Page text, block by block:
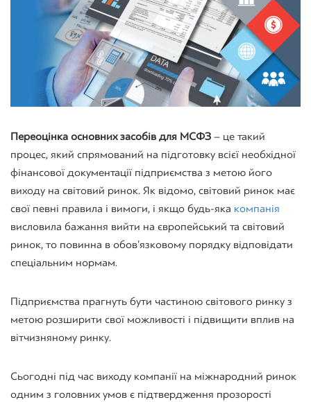
Переоцінка основних засобів для МСФЗ – це такий
процес, який спрямований на підготовку всієї необхідної
фінансової документації підприємства з метою його
виходу на світовий ринок. Як відомо, світовий ринок має
свої певні правила і вимоги, і якщо будь-яка компанія
висловила бажання вийти на європейський та світовий
ринок, то повинна в обов’язковому порядку відповідати
спеціальним нормам.
Підприємства прагнуть бути частиною світового ринку з
метою розширити свої можливості і підвищити вплив на
вітчизняному ринку.
Сьогодні під час виходу компанії на міжнародний ринок
одним з головних умов є підтвердження прозорості